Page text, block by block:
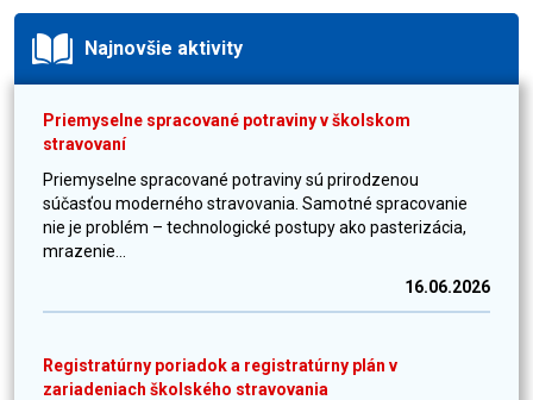
Najnovšie aktivity
Priemyselne spracované potraviny v školskom
stravovaní
Priemyselne spracované potraviny sú prirodzenou
súčasťou moderného stravovania. Samotné spracovanie
nie je problém – technologické postupy ako pasterizácia,
mrazenie...
16.06.2026
Registratúrny poriadok a registratúrny plán v
zariadeniach školského stravovania